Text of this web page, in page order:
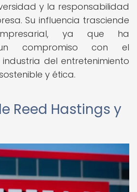
y la responsabilidad
Su influencia trasciende
ya que ha
compromiso con el
del entretenimiento
y ética.
Reed Hastings y